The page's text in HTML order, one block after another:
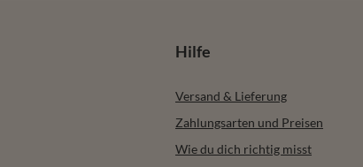
Hilfe
Versand & Lieferung
Zahlungsarten und Preisen
Wie du dich richtig misst